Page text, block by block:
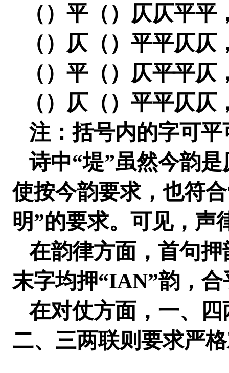
（）平（）仄仄平
（）仄（）平平仄仄
（）平（）仄平平仄
（）仄（）平平仄仄
注：括号内的字可平
诗中“堤”虽然今韵
使按今韵要求，也符
明”的要求。可见，声
在韵律方面，首句押
末字均押“IAN”韵，
在对仗方面，一、四
二、三两联则要求严